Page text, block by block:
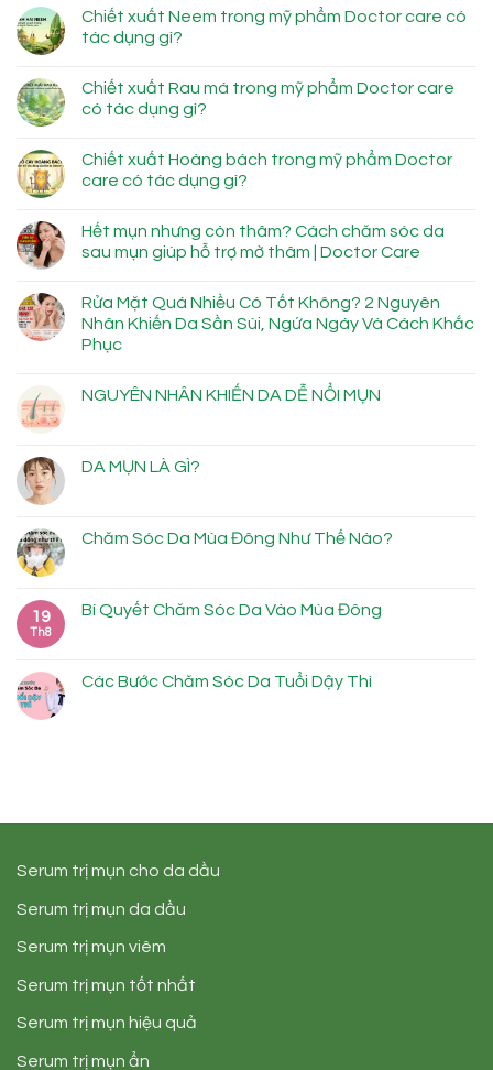
Chiết xuất Neem trong mỹ phẩm Doctor care có
tác dụng gì?
Chiết xuất Rau má trong mỹ phẩm Doctor care
có tác dụng gì?
Chiết xuất Hoàng bách trong mỹ phẩm Doctor
care có tác dụng gì?
Hết mụn nhưng còn thâm? Cách chăm sóc da
sau mụn giúp hỗ trợ mờ thâm | Doctor Care
Rửa Mặt Quá Nhiều Có Tốt Không? 2 Nguyên
Nhân Khiến Da Sần Sùi, Ngứa Ngáy Và Cách Khắc
Phục
NGUYÊN NHÂN KHIẾN DA DỄ NỔI MỤN
DA MỤN LÀ GÌ?
Chăm Sóc Da Mùa Đông Như Thế Nào?
19
Th8
Bí Quyết Chăm Sóc Da Vào Mùa Đông
Các Bước Chăm Sóc Da Tuổi Dậy Thì
Serum trị mụn cho da dầu
Serum trị mụn da dầu
Serum trị mụn viêm
Serum trị mụn tốt nhất
Serum trị mụn hiệu quả
Serum trị mụn ẩn